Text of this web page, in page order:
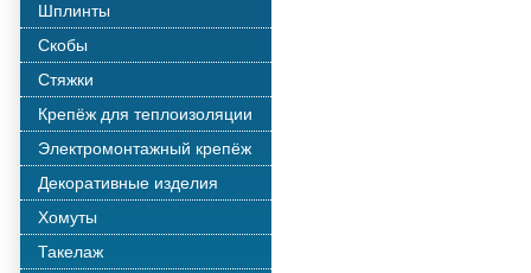
Шплинты
Скобы
Стяжки
Крепёж для теплоизоляции
Электромонтажный крепёж
Декоративные изделия
Хомуты
Такелаж